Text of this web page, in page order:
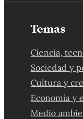
Temas
Ciencia,
Sociedad y
Cultura y
Economía y
Medio